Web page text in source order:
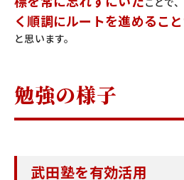
く順調にルートを進めるこ
と思います。
勉強の様子
武田塾を有効活用